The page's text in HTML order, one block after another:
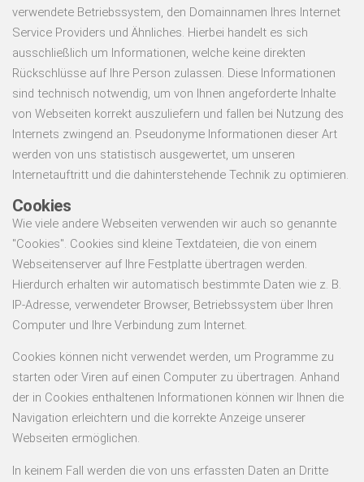
verwendete Betriebssystem, den Domainnamen Ihres Internet
Service Providers und Ähnliches. Hierbei handelt es sich
ausschließlich um Informationen, welche keine direkten
Rückschlüsse auf Ihre Person zulassen. Diese Informationen
sind technisch notwendig, um von Ihnen angeforderte Inhalte
von Webseiten korrekt auszuliefern und fallen bei Nutzung des
Internets zwingend an. Pseudonyme Informationen dieser Art
werden von uns statistisch ausgewertet, um unseren
Internetauftritt und die dahinterstehende Technik zu optimieren.
Cookies
Wie viele andere Webseiten verwenden wir auch so genannte
"Cookies". Cookies sind kleine Textdateien, die von einem
Webseitenserver auf Ihre Festplatte übertragen werden.
Hierdurch erhalten wir automatisch bestimmte Daten wie z. B.
IP-Adresse, verwendeter Browser, Betriebssystem über Ihren
Computer und Ihre Verbindung zum Internet.
Cookies können nicht verwendet werden, um Programme zu
starten oder Viren auf einen Computer zu übertragen. Anhand
der in Cookies enthaltenen Informationen können wir Ihnen die
Navigation erleichtern und die korrekte Anzeige unserer
Webseiten ermöglichen.
In keinem Fall werden die von uns erfassten Daten an Dritte